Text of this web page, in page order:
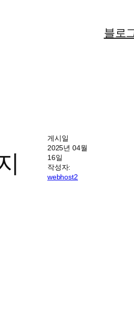
블로
게시일
2025년 04월
16일
작성자:
webhost2